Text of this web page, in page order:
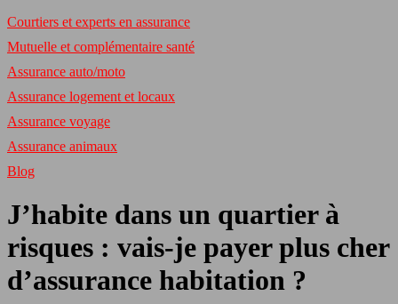
Courtiers et experts en assurance
Mutuelle et complémentaire santé
Assurance auto/moto
Assurance logement et locaux
Assurance voyage
Assurance animaux
Blog
J’habite dans un quartier à
risques : vais-je payer plus cher
d’assurance habitation ?